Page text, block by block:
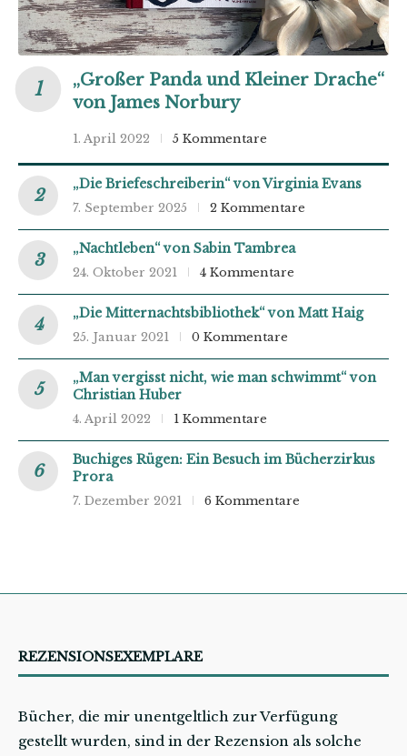
„Großer Panda und Kleiner Drache“
von James Norbury
1. April 2022 5 Kommentare
„Die Briefeschreiberin“ von Virginia Evans
7. September 2025 2 Kommentare
„Nachtleben“ von Sabin Tambrea
24. Oktober 2021 4 Kommentare
„Die Mitternachtsbibliothek“ von Matt Haig
25. Januar 2021 0 Kommentare
„Man vergisst nicht, wie man schwimmt“ von
Christian Huber
4. April 2022 1 Kommentare
Buchiges Rügen: Ein Besuch im Bücherzirkus
Prora
7. Dezember 2021 6 Kommentare
REZENSIONSEXEMPLARE
Bücher, die mir unentgeltlich zur Verfügung
gestellt wurden, sind in der Rezension als solche